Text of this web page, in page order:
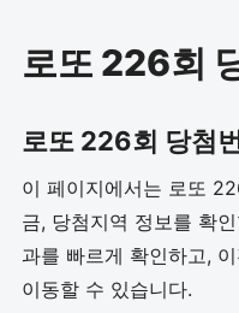
로또 226회
로또 226회 당첨
이 페이지에서는 로또
금, 당첨지역 정보를 확
과를 빠르게 확인하고,
이동할 수 있습니다.